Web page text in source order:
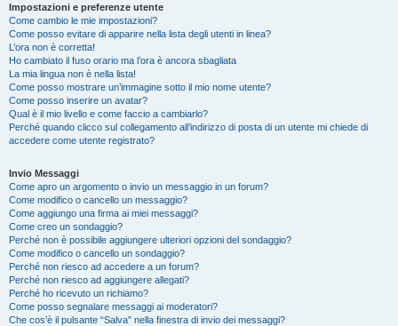
Impostazioni e preferenze utente
Come cambio le mie impostazioni?
Come posso evitare di apparire nella lista degli utenti in linea?
L’ora non è corretta!
Ho cambiato il fuso orario ma l’ora è ancora sbagliata
La mia lingua non è nella lista!
Come posso mostrare un’immagine sotto il mio nome utente?
Come posso inserire un avatar?
Qual è il mio livello e come faccio a cambiarlo?
Perché quando clicco sul collegamento all’indirizzo di posta di un utente mi chiede di
accedere come utente registrato?
Invio Messaggi
Come apro un argomento o invio un messaggio in un forum?
Come modifico o cancello un messaggio?
Come aggiungo una firma ai miei messaggi?
Come creo un sondaggio?
Perché non è possibile aggiungere ulteriori opzioni del sondaggio?
Come modifico o cancello un sondaggio?
Perché non riesco ad accedere a un forum?
Perché non riesco ad aggiungere allegati?
Perché ho ricevuto un richiamo?
Come posso segnalare messaggi ai moderatori?
Che cos’è il pulsante “Salva” nella finestra di invio dei messaggi?